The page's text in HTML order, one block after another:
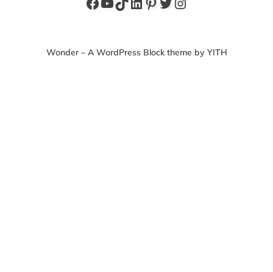
Wonder – A WordPress Block theme by YITH